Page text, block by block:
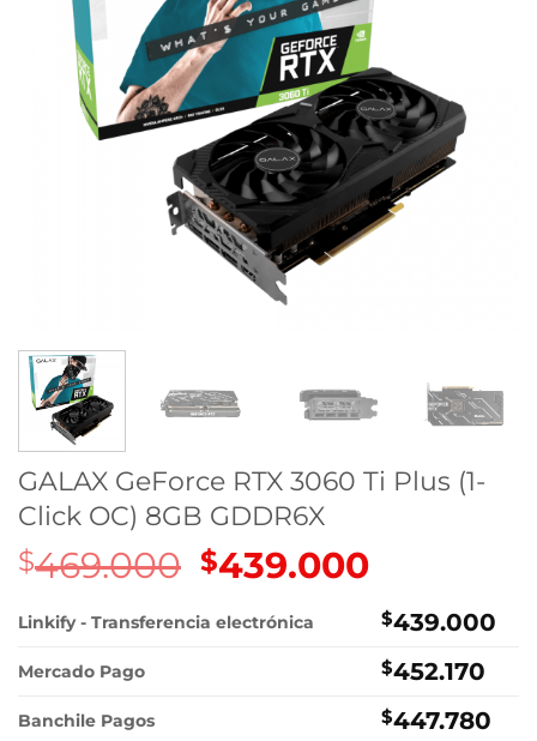
GALAX GeForce RTX 3060 Ti Plus (1-
Click OC) 8GB GDDR6X
$469.000 El
precio
original
$439.000El
actual
$439.000.
Linkify - Transferencia electrónica $439.000
Mercado Pago $452.170
Banchile Pagos $447.780